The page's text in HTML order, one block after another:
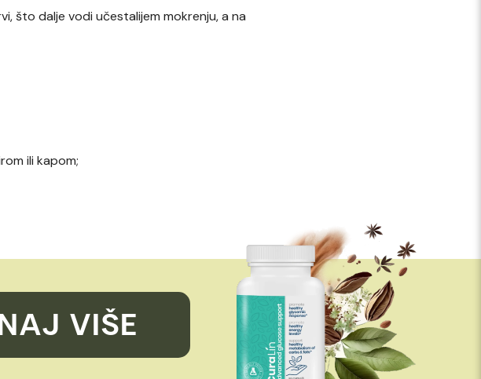
što dalje vodi učestalijem mokrenju, a na
ili kapom;
VIŠE